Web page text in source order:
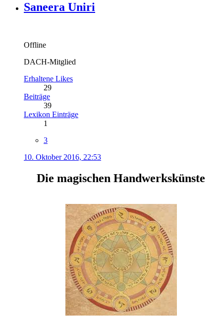
Saneera Uniri
Offline
DACH-Mitglied
Erhaltene Likes
29
Beiträge
39
Lexikon Einträge
1
3
10. Oktober 2016, 22:53
Die magischen Handwerkskünste